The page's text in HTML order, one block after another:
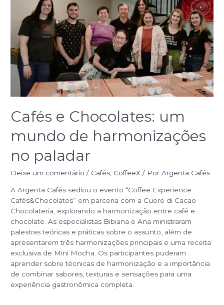
Cafés e Chocolates: um
mundo de harmonizações
no paladar
Deixe um comentário / Cafés, CoffeeX / PorArgenta Cafés
A Argenta Cafés sediou o evento “Coffee Experience
Cafés&Chocolates” em parceria com a Cuore di Cacao
Chocolateria, explorando a harmonização entre café e
chocolate. As especialistas Bibiana e Ana ministraram
palestras teóricas e práticas sobre o assunto, além de
apresentarem três harmonizações principais e uma receita
exclusiva de Mini Mocha. Os participantes puderam
aprender sobre técnicas de harmonização e a importância
de combinar sabores, texturas e sensações para uma
experiência gastronômica completa.